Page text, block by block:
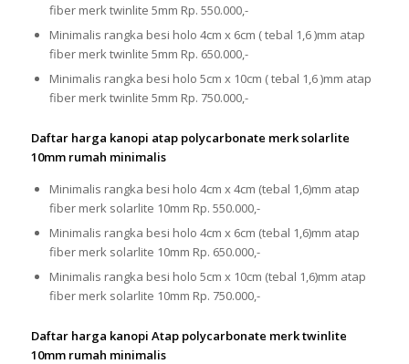
fiber merk twinlite 5mm Rp. 550.000,-
Minimalis rangka besi holo 4cm x 6cm ( tebal 1,6 )mm atap
fiber merk twinlite 5mm Rp. 650.000,-
Minimalis rangka besi holo 5cm x 10cm ( tebal 1,6 )mm atap
fiber merk twinlite 5mm Rp. 750.000,-
Daftar harga kanopi atap polycarbonate merk solarlite
10mm rumah minimalis
Minimalis rangka besi holo 4cm x 4cm (tebal 1,6)mm atap
fiber merk solarlite 10mm Rp. 550.000,-
Minimalis rangka besi holo 4cm x 6cm (tebal 1,6)mm atap
fiber merk solarlite 10mm Rp. 650.000,-
Minimalis rangka besi holo 5cm x 10cm (tebal 1,6)mm atap
fiber merk solarlite 10mm Rp. 750.000,-
Daftar harga kanopi Atap polycarbonate merk twinlite
10mm rumah minimalis